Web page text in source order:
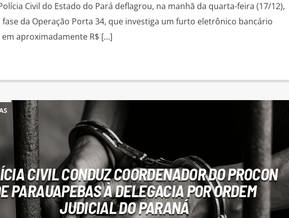
Civil do Estado do Pará deflagrou, na manhã da quarta-feira (17/12),
da Operação Porta 34, que investiga um furto eletrônico bancário
aproximadamente R$ […]
CIVIL CONDUZ COORDENADOR DO PROCON
PARAUAPEBAS À DELEGACIA POR ORDEM
JUDICIAL DO PARANÁ